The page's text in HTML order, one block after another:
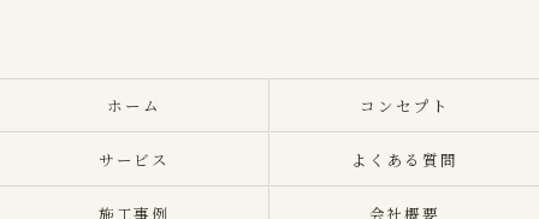
ホーム コンセプト
サービス よくある質問
施工事例 会社概要